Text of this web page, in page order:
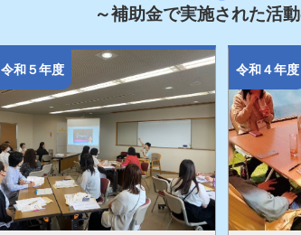
～補助金で実施された活
令和５年度 令和４年度